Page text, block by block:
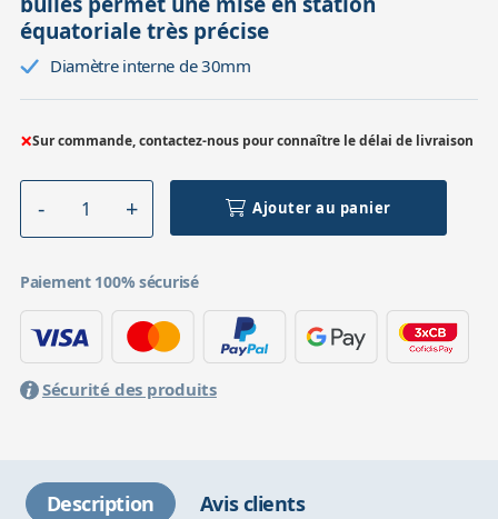
équatoriale très précise
Diamètre interne de 30mm
×Sur commande, contactez-nous pour connaître le délai de livraison
Ajouter au panier
Paiement 100% sécurisé
Sécurité des produits
Description Avis clients